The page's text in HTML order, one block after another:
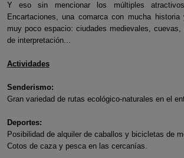
Y eso sin mencionar los múltiples
Encartaciones, una comarca con mucha
muy poco espacio: ciudades medievales,
de interpretación...
Actividades
Senderismo:
Gran variedad de rutas ecológico-naturales en el
Deportes:
Posibilidad de alquiler de caballos y bicicletas de
Cotos de caza y pesca en las cercanías.